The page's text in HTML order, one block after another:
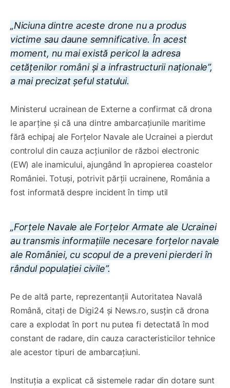
„Niciuna dintre aceste drone nu a produs
victime sau daune semnificative. În acest
moment, nu mai există pericol la adresa
cetățenilor români și a infrastructurii naționale”,
a mai precizat șeful statului.
Ministerul ucrainean de Externe a confirmat că drona
le aparține și că una dintre ambarcațiunile maritime
fără echipaj ale Forțelor Navale ale Ucrainei a pierdut
controlul din cauza acțiunilor de război electronic
(EW) ale inamicului, ajungând în apropierea coastelor
României. Totuși, potrivit părții ucrainene, România a
fost informată despre incident în timp util
„Forțele Navale ale Forțelor Armate ale Ucrainei
au transmis informațiile necesare forțelor navale
ale României, cu scopul de a preveni pierderi în
rândul populației civile”.
Pe de altă parte, reprezentanții Autoritatea Navală
Română, citați de Digi24 și News.ro, susțin că drona
care a explodat în port nu putea fi detectată în mod
constant de radare, din cauza caracteristicilor tehnice
ale acestor tipuri de ambarcațiuni.
Instituția a explicat că sistemele radar din dotare sunt